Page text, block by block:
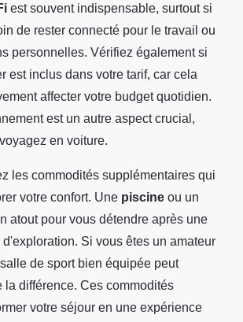
est souvent indispensable, surtout si
de rester connecté pour le travail ou
personnelles. Vérifiez également si
est inclus dans votre tarif, car cela
affecter votre budget quotidien.
est un autre aspect crucial,
en voiture.
les commodités supplémentaires qui
votre confort. Une piscine ou un
atout pour vous détendre après une
d'exploration. Si vous êtes un amateur
de sport bien équipée peut
la différence. Ces commodités
votre séjour en une expérience